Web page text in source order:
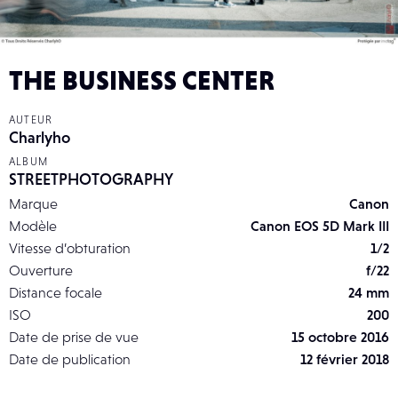
THE BUSINESS CENTER
AUTEUR
Charlyho
ALBUM
STREETPHOTOGRAPHY
Marque
Canon
Modèle
Canon EOS 5D Mark III
Vitesse d’obturation
1/2
Ouverture
f/22
Distance focale
24 mm
ISO
200
Date de prise de vue
15 octobre 2016
Date de publication
12 février 2018